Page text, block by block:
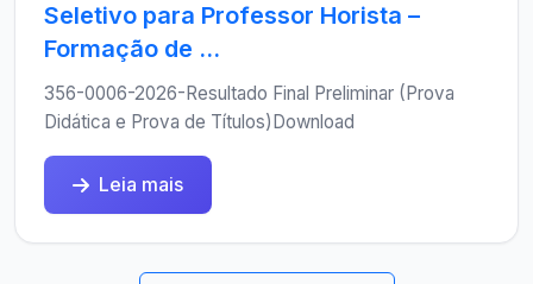
Seletivo para Professor Horista –
Formação de ...
356-0006-2026-Resultado Final Preliminar (Prova
Didática e Prova de Títulos)Download
Leia mais